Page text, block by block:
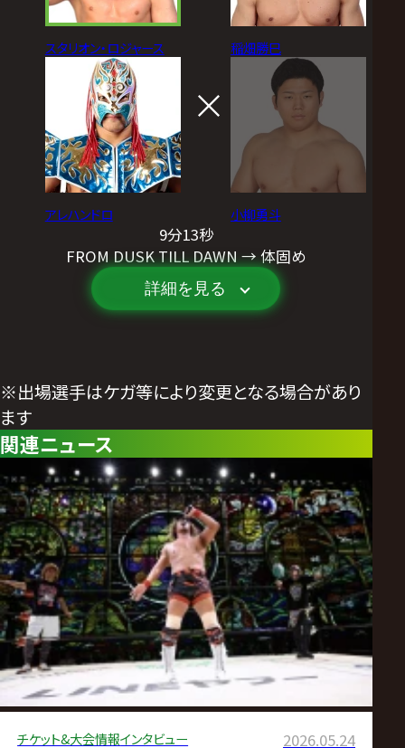
スタリオン・ロジャース
アレハンドロ
稲畑勝巳
小柳勇斗
9分13秒
FROM DUSK TILL DAWN → 体固め
詳細を見る
※出場選手はケガ等により変更となる場合があり
ます
関連ニュース
チケット&大会情報インタビュー 2026.05.24